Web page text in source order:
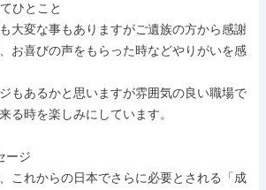
ひとこと
大変な事もありますがご遺族の方から感謝
お喜びの声をもらった時などやりがいを感
もあるかと思いますが雰囲気の良い職場で
る時を楽しみにしています。
ージ
これからの日本でさらに必要とされる「成